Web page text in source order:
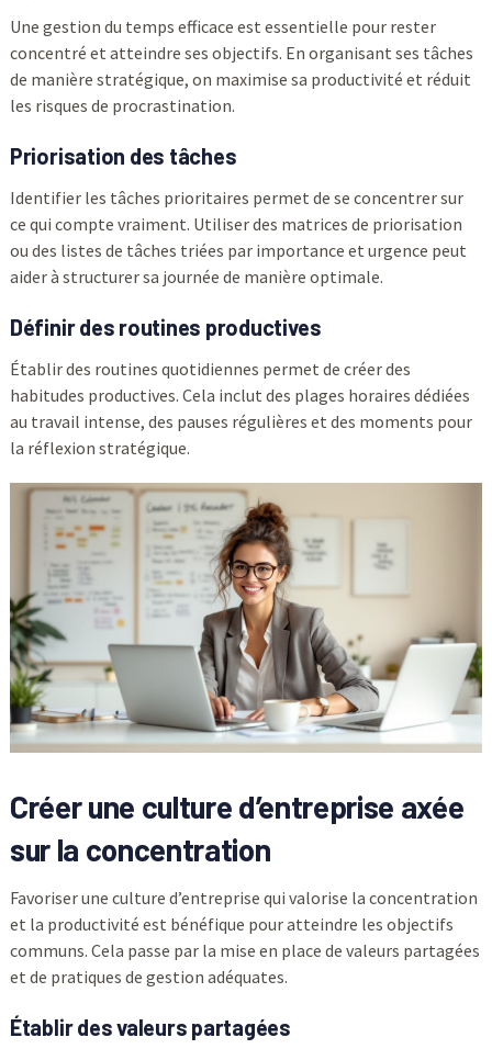
Une gestion du temps efficace est essentielle pour rester
concentré et atteindre ses objectifs. En organisant ses tâches
de manière stratégique, on maximise sa productivité et réduit
les risques de procrastination.
Priorisation des tâches
Identifier les tâches prioritaires permet de se concentrer sur
ce qui compte vraiment. Utiliser des matrices de priorisation
ou des listes de tâches triées par importance et urgence peut
aider à structurer sa journée de manière optimale.
Définir des routines productives
Établir des routines quotidiennes permet de créer des
habitudes productives. Cela inclut des plages horaires dédiées
au travail intense, des pauses régulières et des moments pour
la réflexion stratégique.
Créer une culture d’entreprise axée
sur la concentration
Favoriser une culture d’entreprise qui valorise la concentration
et la productivité est bénéfique pour atteindre les objectifs
communs. Cela passe par la mise en place de valeurs partagées
et de pratiques de gestion adéquates.
Établir des valeurs partagées